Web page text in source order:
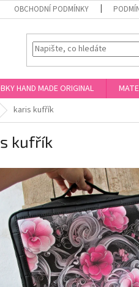
OBCHODNÍ PODMÍNKY
HAND MADE ORIGINAL
karis kufřík
kufřík